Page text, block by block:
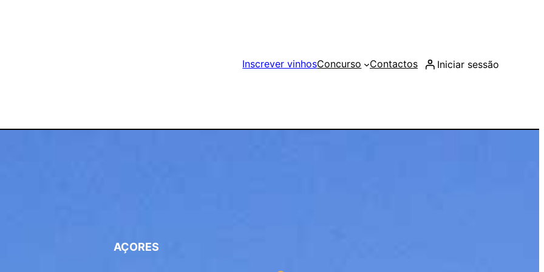
Inscrever vinhosConcurso Contactos Iniciar sessão
AÇORES